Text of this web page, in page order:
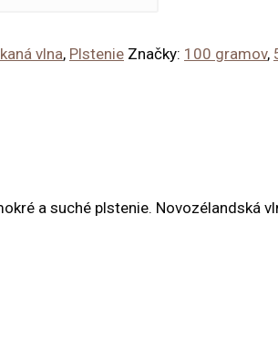
vlna, Plstenie Značky: 100 gramov,
a suché plstenie. Novozélandská